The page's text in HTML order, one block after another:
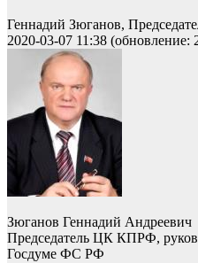
Геннадий Зюганов,
2020-03-07 11:38 (обновление:
Зюганов Геннадий Андреевич
Председатель ЦК КПРФ,
Госдуме ФС РФ